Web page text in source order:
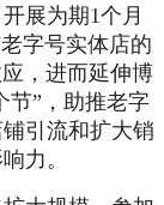
展为期1个月
字号实体店的
，进而延伸博
节”，助推老字
引流和扩大销
力。